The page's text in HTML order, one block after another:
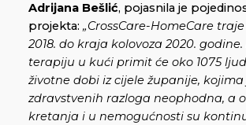
Adrijana Bešlić, pojasnila je
projekta: „CrossCare-HomeCare
2018. do kraja kolovoza 2020.
terapiju u kući primit će oko 1075
životne dobi iz cijele županije,
zdravstvenih razloga neophodna, a
kretanja i u nemogućnosti su